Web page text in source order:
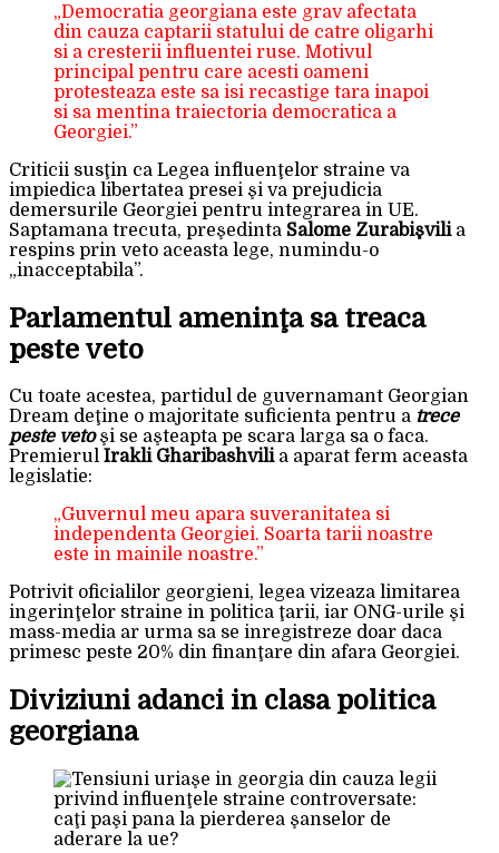
„Democratia georgiana este grav afectata
din cauza captarii statului de catre oligarhi
si a cresterii influentei ruse. Motivul
principal pentru care acesti oameni
protesteaza este sa isi recastige tara inapoi
si sa mentina traiectoria democratica a
Georgiei.”
Criticii susţin ca Legea influenţelor straine va
impiedica libertatea presei şi va prejudicia
demersurile Georgiei pentru integrarea in UE.
Saptamana trecuta, preşedinta Salome Zurabişvilia
respins prin veto aceasta lege, numindu-o
„inacceptabila”.
Parlamentul ameninţa sa treaca
peste veto
Cu toate acestea, partidul de guvernamant Georgian
Dream deţine o majoritate suficienta pentru a trece
peste vetoşi se aşteapta pe scara larga sa o faca.
Premierul Irakli Gharibashvilia aparat ferm aceasta
legislatie:
„Guvernul meu apara suveranitatea si
independenta Georgiei. Soarta tarii noastre
este in mainile noastre.”
Potrivit oficialilor georgieni, legea vizeaza limitarea
ingerinţelor straine in politica ţarii, iar ONG-urile şi
mass-media ar urma sa se inregistreze doar daca
primesc peste 20% din finanţare din afara Georgiei.
Diviziuni adanci in clasa politica
georgiana